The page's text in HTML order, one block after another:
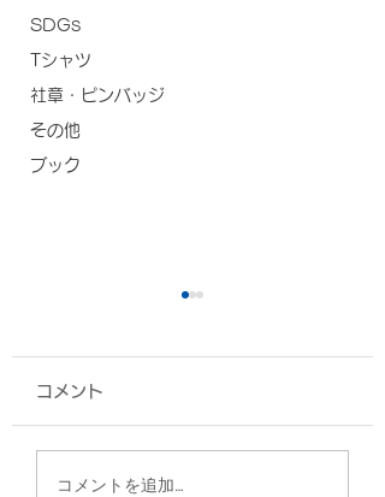
SDGs
Tシャツ
社章・ピンバッジ
その他
ブック
扇子/陸上自衛隊 八重
コメント
コメントを追加…